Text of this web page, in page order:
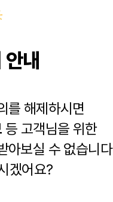
내
를 해제하시면
등 고객님을 위한
아보실 수 없습니다
겠어요?